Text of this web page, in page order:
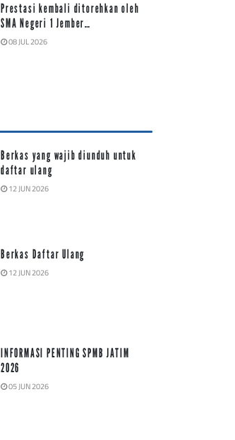
Prestasi kembali ditorehkan oleh
SMA Negeri 1 Jember…
08 JUL 2026
Berkas yang wajib diunduh untuk
daftar ulang
12 JUN 2026
Berkas Daftar Ulang
12 JUN 2026
INFORMASI PENTING SPMB JATIM
2026
05 JUN 2026